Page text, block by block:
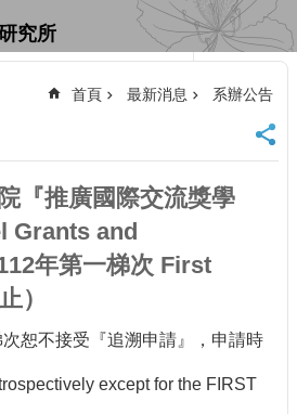
究所
首頁 最新消息 系辦公告
『推廣國際交流獎學
Grants and
年第一梯次 First
）
恕不接受『追溯申請』，申請時
except for the FIRST